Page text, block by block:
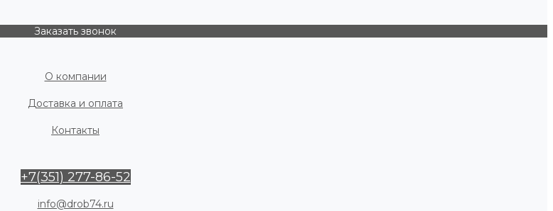
Заказать звонок
О компании
Доставка и оплата
Контакты
+7(351) 277-86-52
info@drob74.ru